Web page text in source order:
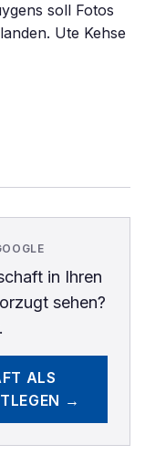
soll Fotos
Ute Kehse
in Ihren
sehen?
ALS
→